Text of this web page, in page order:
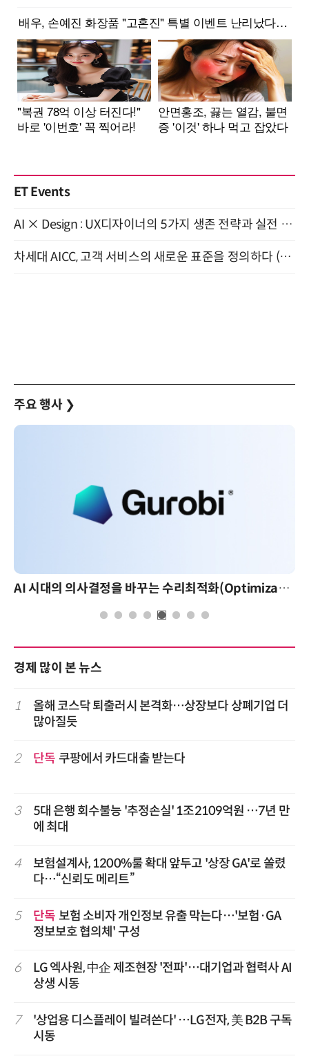
ET Events
AI × Design : UX디자이너의 5가지 생존 전략과 실전 대응 8월 28일 개최
차세대 AICC, 고객 서비스의 새로운 표준을 정의하다 (9/9)
주요 행사 ❯
AI 시대의 의사결정을 바꾸는 수리최적화(Optimization): 실제 산업 적용 사례와 활용 전략
경제 많이 본 뉴스
1
올해 코스닥 퇴출러시 본격화…상장보다 상폐기업 더
많아질듯
2 단독 쿠팡에서 카드대출 받는다
3
5대 은행 회수불능 '추정손실' 1조2109억원 …7년 만
에 최대
4
보험설계사, 1200%룰 확대 앞두고 '상장 GA'로 쏠렸
다…“신뢰도 메리트”
5 단독 보험 소비자 개인정보 유출 막는다…'보험·GA
정보보호 협의체' 구성
6
LG 엑사원, 中企 제조현장 '전파'…대기업과 협력사 AI
상생 시동
7
'상업용 디스플레이 빌려쓴다' …LG전자, 美 B2B 구독
시동